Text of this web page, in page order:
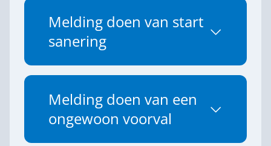
Melding doen van start
sanering
Melding doen van een
ongewoon voorval